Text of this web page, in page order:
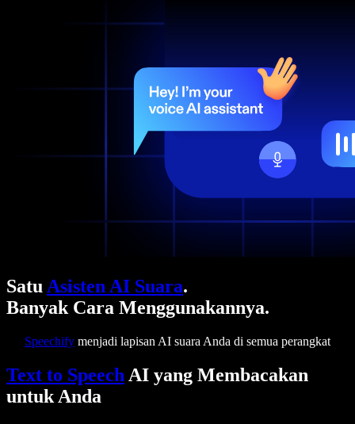
Satu Asisten AI Suara.
Banyak Cara Menggunakannya.
Speechify menjadi lapisan AI suara Anda di semua perangkat
Text to Speech AI yang Membacakan
untuk Anda